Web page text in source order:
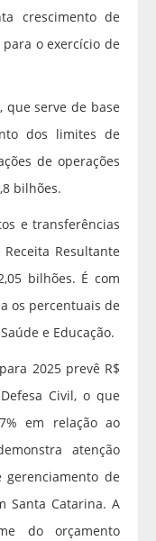
crescimento de
o exercício de
que serve de base
dos limites de
de operações
bilhões.
e transferências
Resultante
bilhões. É com
os percentuais de
e Educação.
2025 prevê R$
Civil, o que
em relação ao
atenção
gerenciamento de
Santa Catarina. A
do orçamento